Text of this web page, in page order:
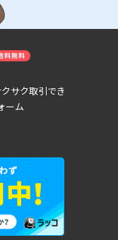
サク取引でき
ーム